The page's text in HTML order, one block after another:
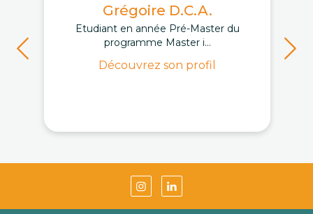
Grégoire D.C.A.
Etudiant en année Pré-Master du
programme Master i...
Découvrez son profil